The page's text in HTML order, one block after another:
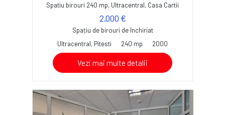
Spatiu birouri 240 mp, Ultracentral, Casa Cartii
2,000 €
Spațiu de birouri de închiriat
Ultracentral, Pitesti
240 mp 2000
Vezi mai multe detalii